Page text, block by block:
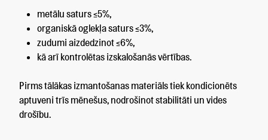
metālu saturs ≤5%,
organiskā oglekļa saturs ≤3%,
zudumi aizdedzinot ≤6%,
kā arī kontrolētas izskalošanās vērtības.
Pirms tālākas izmantošanas materiāls tiek kondicionēts
aptuveni trīs mēnešus, nodrošinot stabilitāti un vides
drošību.